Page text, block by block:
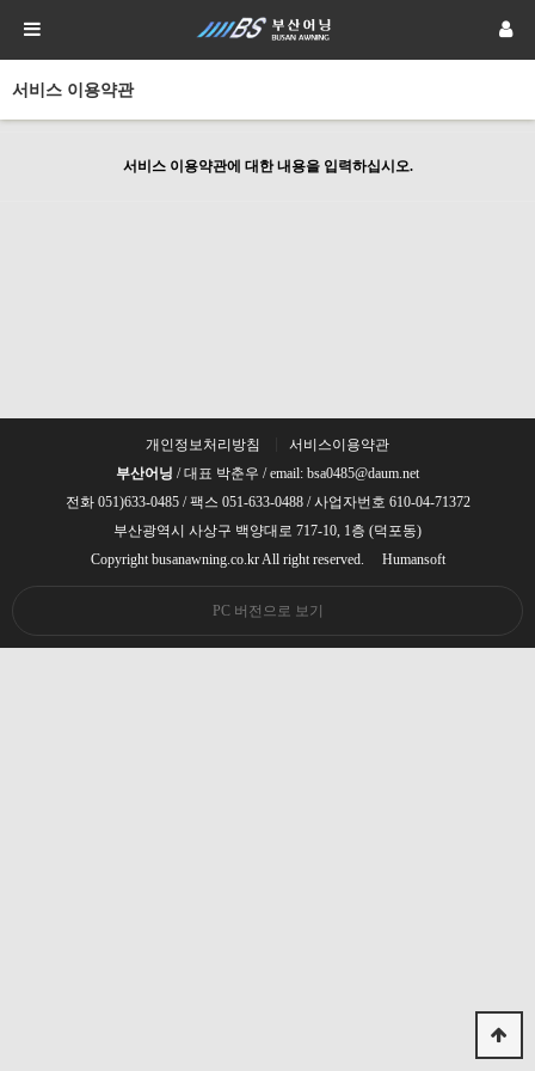
서비스 이용약관
서비스 이용약관에 대한 내용을 입력하십시오.
개인정보처리방침
서비스이용약관
부산어닝 / 대표 박춘우 / email: bsa0485@daum.net
전화 051)633-0485 / 팩스 051-633-0488 / 사업자번호 610-04-71372
부산광역시 사상구 백양대로 717-10, 1층 (덕포동)
Copyright busanawning.co.kr All right reserved. Humansoft
PC 버전으로 보기